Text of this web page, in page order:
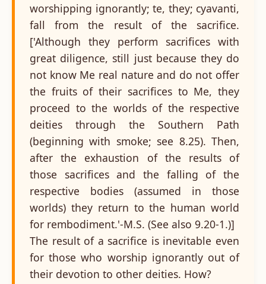
worshipping ignorantly; te, they; cyavanti,
fall from the result of the sacrifice.
['Although they perform sacrifices with
great diligence, still just because they do
not know Me real nature and do not offer
the fruits of their sacrifices to Me, they
proceed to the worlds of the respective
deities through the Southern Path
(beginning with smoke; see 8.25). Then,
after the exhaustion of the results of
those sacrifices and the falling of the
respective bodies (assumed in those
worlds) they return to the human world
for rembodiment.'-M.S. (See also 9.20-1.)]
The result of a sacrifice is inevitable even
for those who worship ignorantly out of
their devotion to other deities. How?